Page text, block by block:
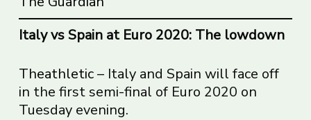
Italy vs Spain at Euro 2020: The lowdown
Theathletic– Italy and Spain will face off
in the first semi-final of Euro 2020 on
Tuesday evening.